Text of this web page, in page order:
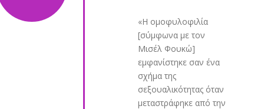
«Η ομοφυλοφιλία
[σύμφωνα με τον
Μισέλ Φουκώ]
εμφανίστηκε σαν ένα
σχήμα της
σεξουαλικότητας όταν
μεταστράφηκε από την